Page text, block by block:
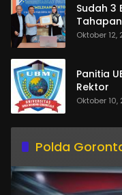
Sudah 3
Oktober 12,
Panitia
Rektor
Oktober 10,
Polda